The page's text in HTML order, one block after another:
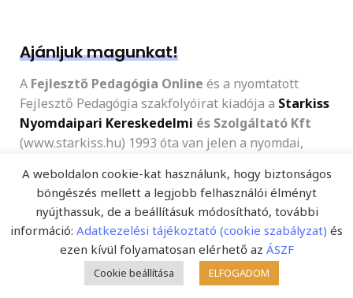
Ajánljuk magunkat!
A Fejlesztő Pedagógia Online és a nyomtatott
Fejlesztő Pedagógia szakfolyóirat kiadója a Starkiss
Nyomdaipari Kereskedelmi és Szolgáltató Kft
(www.starkiss.hu) 1993 óta van jelen a nyomdai,
A weboldalon cookie-kat használunk, hogy biztonságos
böngészés mellett a legjobb felhasználói élményt
nyújthassuk, de a beállításuk módosítható, további
információ: Adatkezelési tájékoztató (cookie szabályzat) és
ezen kívül folyamatosan elérhető az ÁSZF
Cookie beállítása ELFOGADOM